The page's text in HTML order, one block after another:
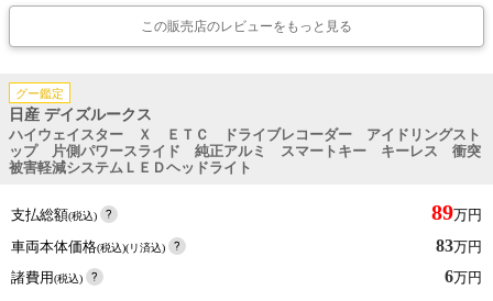
この販売店のレビューをもっと見る
グー鑑定
日産 デイズルークス
ハイウェイスター Ｘ ＥＴＣ ドライブレコーダー アイドリングスト
ップ 片側パワースライド 純正アルミ スマートキー キーレス 衝突
被害軽減システムＬＥＤヘッドライト
支払総額(税込) 89万円
車両本体価格(税込)(リ済込) 83万円
諸費用(税込) 6万円